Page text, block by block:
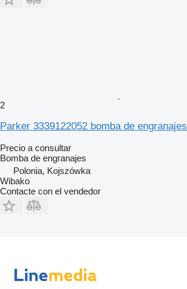
2
Parker 3339122052 bomba de engranajes
Precio a consultar
Bomba de engranajes
Polonia, Kojszówka
Wibako
Contacte con el vendedor